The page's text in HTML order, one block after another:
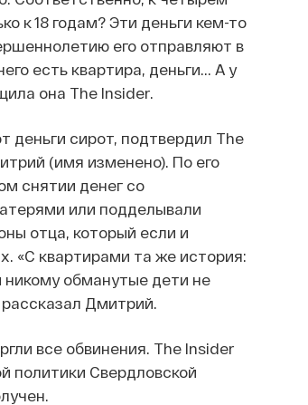
к 18 годам? Эти деньги кем-то
его отправляют в
есть квартира, деньги... А у
она The Insider.
сирот, подтвердил The
(имя изменено). По его
снятии денег со
или подделывали
отца, который если и
«С квартирами та же история:
никому обманутые дети не
Дмитрий.
все обвинения. The Insider
политики Свердловской